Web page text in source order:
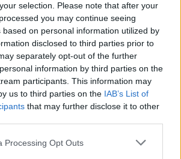
selection. Please note that after your
you may continue seeing
based on personal information utilized by
disclosed to third parties prior to
separately opt-out of the further
information by third parties on the
participants. This information may
us to third parties on the IAB’s List of
that may further disclose it to other
website/app uses one or more Google
Processing Opt Outs